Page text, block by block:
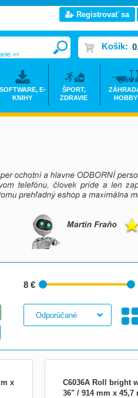
8 €
x
C6036A Roll bright
36" / 914 mm x 45,7
Registrovať sa
Košík:
>>
SOFTWARE, E-
KNIHY
ŠPORT,
ZDRAVIE
HOBBY